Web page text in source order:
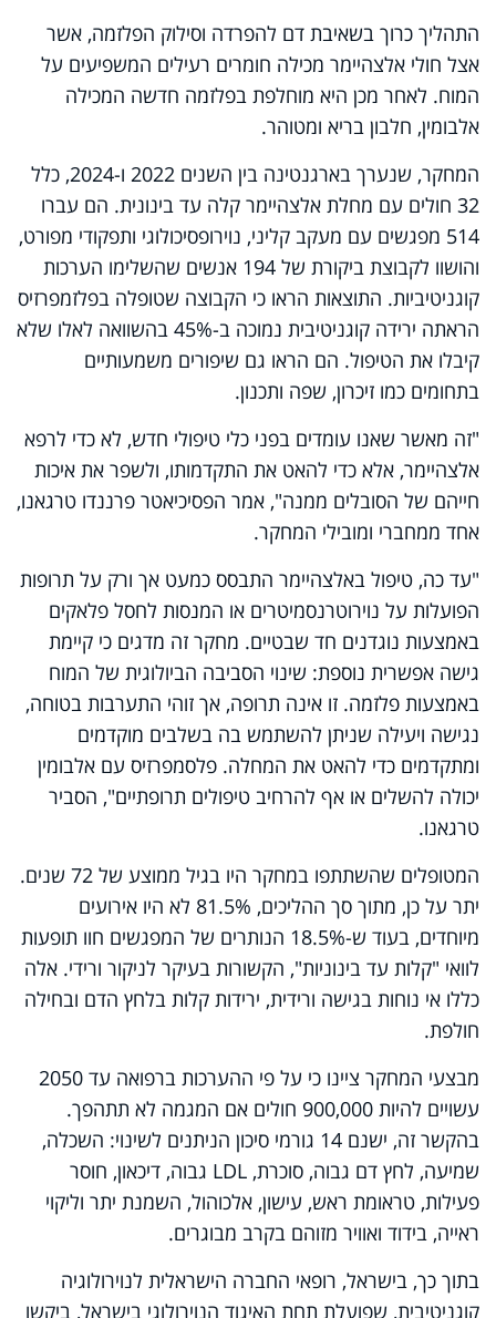
התהליך כרוך בשאיבת דם להפרדה וסילוק הפלזמה, אשר
אצל חולי אלצהיימר מכילה חומרים רעילים המשפיעים על
המוח. לאחר מכן היא מוחלפת בפלזמה חדשה המכילה
אלבומין, חלבון בריא ומטוהר.
המחקר, שנערך בארגנטינה בין השנים 2022 ו-2024, כלל
32 חולים עם מחלת אלצהיימר קלה עד בינונית. הם עברו
514 מפגשים עם מעקב קליני, נוירופסיכולוגי ותפקודי מפורט,
והושוו לקבוצת ביקורת של 194 אנשים שהשלימו הערכות
קוגניטיביות. התוצאות הראו כי הקבוצה שטופלה בפלזמפרזיס
הראתה ירידה קוגניטיבית נמוכה ב-45% בהשוואה לאלו שלא
קיבלו את הטיפול. הם הראו גם שיפורים משמעותיים
בתחומים כמו זיכרון, שפה ותכנון.
"זה מאשר שאנו עומדים בפני כלי טיפולי חדש, לא כדי לרפא
אלצהיימר, אלא כדי להאט את התקדמותו, ולשפר את איכות
חייהם של הסובלים ממנה", אמר הפסיכיאטר פרננדו טרגאנו,
אחד ממחברי ומובילי המחקר.
"עד כה, טיפול באלצהיימר התבסס כמעט אך ורק על תרופות
הפועלות על נוירוטרנסמיטרים או המנסות לחסל פלאקים
באמצעות נוגדנים חד שבטיים. מחקר זה מדגים כי קיימת
גישה אפשרית נוספת: שינוי הסביבה הביולוגית של המוח
באמצעות פלזמה. זו אינה תרופה, אך זוהי התערבות בטוחה,
נגישה ויעילה שניתן להשתמש בה בשלבים מוקדמים
ומתקדמים כדי להאט את המחלה. פלסמפרזיס עם אלבומין
יכולה להשלים או אף להרחיב טיפולים תרופתיים", הסביר
טרגאנו.
המטופלים שהשתתפו במחקר היו בגיל ממוצע של 72 שנים.
יתר על כן, מתוך סך ההליכים, 81.5% לא היו אירועים
מיוחדים, בעוד ש-18.5% הנותרים של המפגשים חוו תופעות
לוואי "קלות עד בינוניות", הקשורות בעיקר לניקור ורידי. אלה
כללו אי נוחות בגישה ורידית, ירידות קלות בלחץ הדם ובחילה
חולפת.
מבצעי המחקר ציינו כי על פי ההערכות ברפואה עד 2050
עשויים להיות 900,000 חולים אם המגמה לא תתהפך.
בהקשר זה, ישנם 14 גורמי סיכון הניתנים לשינוי: השכלה,
שמיעה, לחץ דם גבוה, סוכרת, LDL גבוה, דיכאון, חוסר
פעילות, טראומת ראש, עישון, אלכוהול, השמנת יתר וליקוי
ראייה, בידוד ואוויר מזוהם בקרב מבוגרים.
בתוך כך, בישראל, רופאי החברה הישראלית לנוירולוגיה
קוגניטיבית, שפועלת תחת האיגוד הנוירולוגי בישראל, ביקשו